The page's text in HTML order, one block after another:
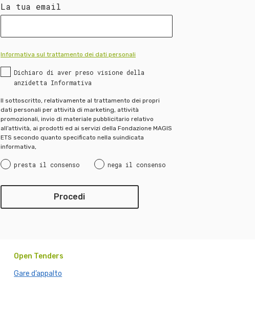
La tua email
Informativa sul trattamento dei dati personali
Dichiaro di aver preso visione della
anzidetta Informativa
Il sottoscritto, relativamente al trattamento dei propri
dati personali per attività di marketing, attività
promozionali, invio di materiale pubblicitario relativo
all’attività, ai prodotti ed ai servizi della Fondazione MAGIS
ETS secondo quanto specificato nella suindicata
informativa,
presta il consenso nega il consenso
Open Tenders
Gare d’appalto